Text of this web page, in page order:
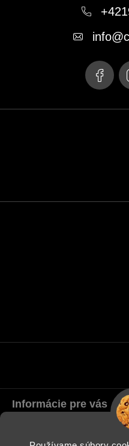
info@
Informácie pre vás